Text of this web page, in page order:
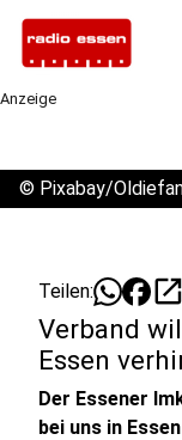
Anzeige
© Pixabay/
Teilen: open_in_new
Verband
Essen
Der Essener
bei uns in